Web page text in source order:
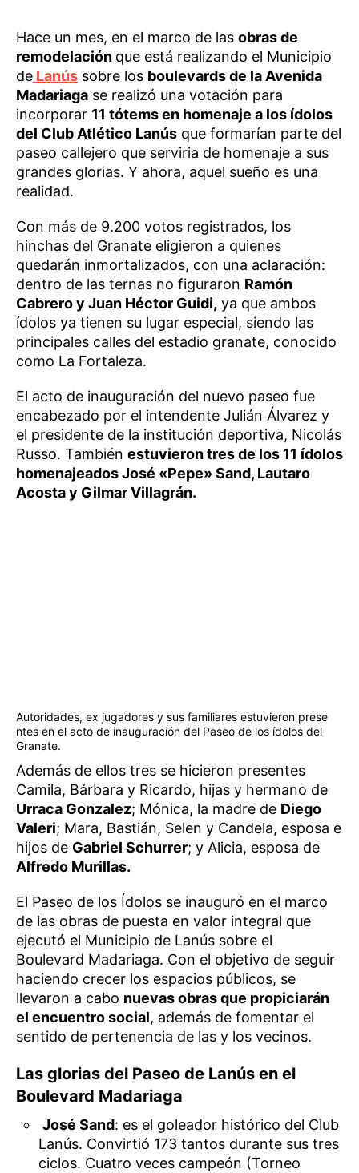
Hace un mes, en el marco de las obras de
remodelación que está realizando el Municipio
de Lanús sobre los boulevards de la Avenida
Madariaga se realizó una votación para
incorporar 11 tótems en homenaje a los ídolos
del Club Atlético Lanús que formarían parte del
paseo callejero que serviria de homenaje a sus
grandes glorias. Y ahora, aquel sueño es una
realidad.
Con más de 9.200 votos registrados, los
hinchas del Granate eligieron a quienes
quedarán inmortalizados, con una aclaración:
dentro de las ternas no figuraron Ramón
Cabrero y Juan Héctor Guidi, ya que ambos
ídolos ya tienen su lugar especial, siendo las
principales calles del estadio granate, conocido
como La Fortaleza.
El acto de inauguración del nuevo paseo fue
encabezado por el intendente Julián Álvarez y
el presidente de la institución deportiva, Nicolás
Russo. También estuvieron tres de los 11 ídolos
homenajeados José «Pepe» Sand, Lautaro
Acosta y Gilmar Villagrán.
Autoridades, ex jugadores y sus familiares estuvieron prese
ntes en el acto de inauguración del Paseo de los ídolos del
Granate.
Además de ellos tres se hicieron presentes
Camila, Bárbara y Ricardo, hijas y hermano de
Urraca Gonzalez; Mónica, la madre de Diego
Valeri; Mara, Bastián, Selen y Candela, esposa e
hijos de Gabriel Schurrer; y Alicia, esposa de
Alfredo Murillas.
El Paseo de los Ídolos se inauguró en el marco
de las obras de puesta en valor integral que
ejecutó el Municipio de Lanús sobre el
Boulevard Madariaga. Con el objetivo de seguir
haciendo crecer los espacios públicos, se
llevaron a cabo nuevas obras que propiciarán
el encuentro social, además de fomentar el
sentido de pertenencia de las y los vecinos.
Las glorias del Paseo de Lanús en el
Boulevard Madariaga
José Sand: es el goleador histórico del Club
Lanús. Convirtió 173 tantos durante sus tres
ciclos. Cuatro veces campeón (Torneo